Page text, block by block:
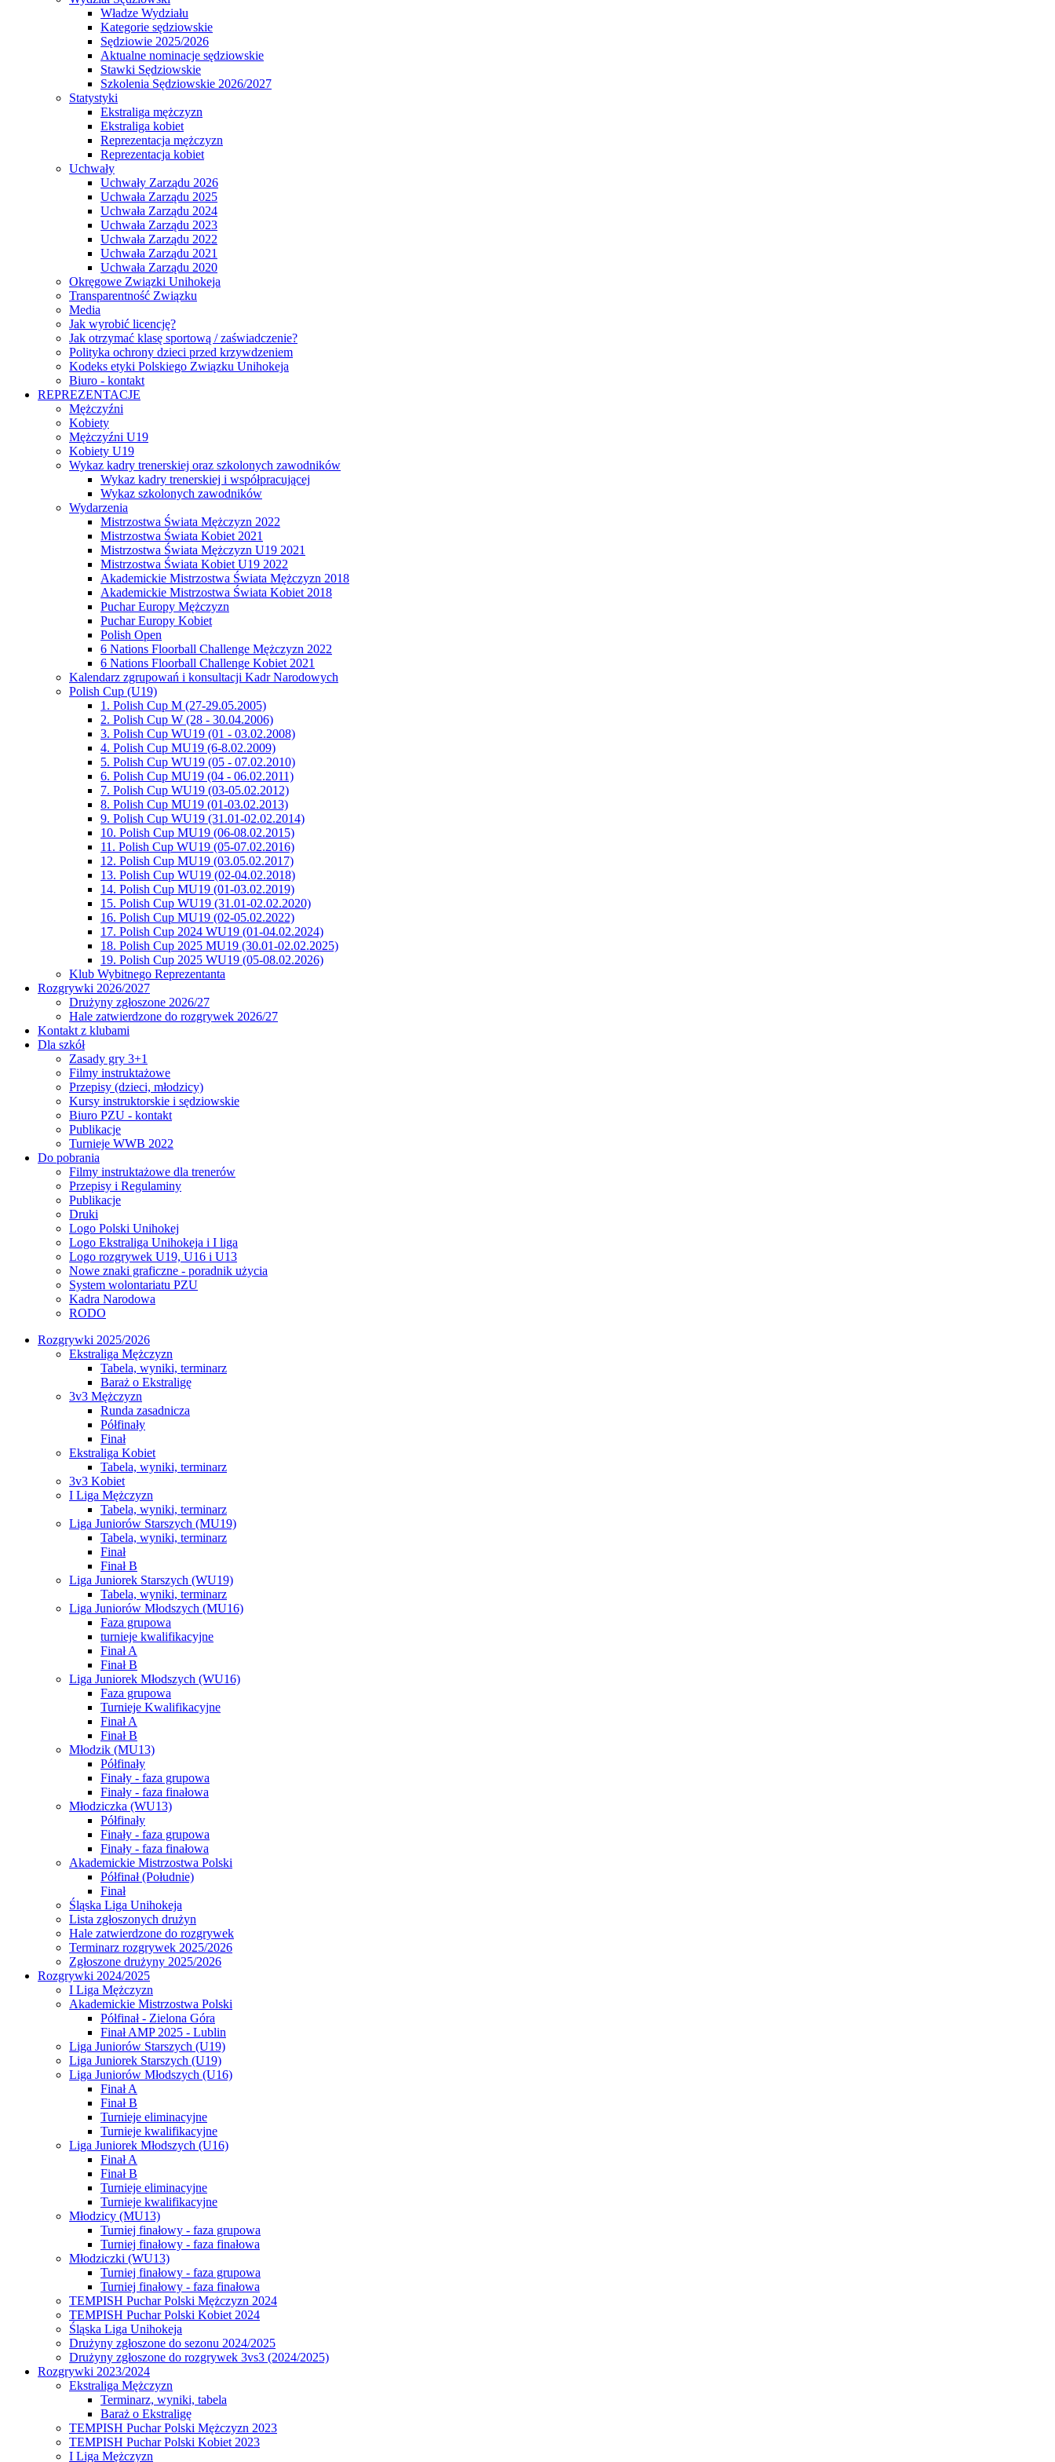
Władze Wydziału
Kategorie sędziowskie
Sędziowie 2025/2026
Aktualne nominacje sędziowskie
Stawki Sędziowskie
Szkolenia Sędziowskie 2026/2027
Statystyki
Ekstraliga mężczyzn
Ekstraliga kobiet
Reprezentacja mężczyzn
Reprezentacja kobiet
Uchwały
Uchwały Zarządu 2026
Uchwała Zarządu 2025
Uchwała Zarządu 2024
Uchwała Zarządu 2023
Uchwała Zarządu 2022
Uchwała Zarządu 2021
Uchwała Zarządu 2020
Okręgowe Związki Unihokeja
Transparentność Związku
Media
Jak wyrobić licencję?
Jak otrzymać klasę sportową / zaświadczenie?
Polityka ochrony dzieci przed krzywdzeniem
Kodeks etyki Polskiego Związku Unihokeja
Biuro - kontakt
REPREZENTACJE
Mężczyźni
Kobiety
Mężczyźni U19
Kobiety U19
Wykaz kadry trenerskiej oraz szkolonych zawodników
Wykaz kadry trenerskiej i współpracującej
Wykaz szkolonych zawodników
Wydarzenia
Mistrzostwa Świata Mężczyzn 2022
Mistrzostwa Świata Kobiet 2021
Mistrzostwa Świata Mężczyzn U19 2021
Mistrzostwa Świata Kobiet U19 2022
Akademickie Mistrzostwa Świata Mężczyzn 2018
Akademickie Mistrzostwa Świata Kobiet 2018
Puchar Europy Mężczyzn
Puchar Europy Kobiet
Polish Open
6 Nations Floorball Challenge Mężczyzn 2022
6 Nations Floorball Challenge Kobiet 2021
Kalendarz zgrupowań i konsultacji Kadr Narodowych
Polish Cup (U19)
1. Polish Cup M (27-29.05.2005)
2. Polish Cup W (28 - 30.04.2006)
3. Polish Cup WU19 (01 - 03.02.2008)
4. Polish Cup MU19 (6-8.02.2009)
5. Polish Cup WU19 (05 - 07.02.2010)
6. Polish Cup MU19 (04 - 06.02.2011)
7. Polish Cup WU19 (03-05.02.2012)
8. Polish Cup MU19 (01-03.02.2013)
9. Polish Cup WU19 (31.01-02.02.2014)
10. Polish Cup MU19 (06-08.02.2015)
11. Polish Cup WU19 (05-07.02.2016)
12. Polish Cup MU19 (03.05.02.2017)
13. Polish Cup WU19 (02-04.02.2018)
14. Polish Cup MU19 (01-03.02.2019)
15. Polish Cup WU19 (31.01-02.02.2020)
16. Polish Cup MU19 (02-05.02.2022)
17. Polish Cup 2024 WU19 (01-04.02.2024)
18. Polish Cup 2025 MU19 (30.01-02.02.2025)
19. Polish Cup 2025 WU19 (05-08.02.2026)
Klub Wybitnego Reprezentanta
Rozgrywki 2026/2027
Drużyny zgłoszone 2026/27
Hale zatwierdzone do rozgrywek 2026/27
Kontakt z klubami
Dla szkół
Zasady gry 3+1
Filmy instruktażowe
Przepisy (dzieci, młodzicy)
Kursy instruktorskie i sędziowskie
Biuro PZU - kontakt
Publikacje
Turnieje WWB 2022
Do pobrania
Filmy instruktażowe dla trenerów
Przepisy i Regulaminy
Publikacje
Druki
Logo Polski Unihokej
Logo Ekstraliga Unihokeja i I liga
Logo rozgrywek U19, U16 i U13
Nowe znaki graficzne - poradnik użycia
System wolontariatu PZU
Kadra Narodowa
RODO
Rozgrywki 2025/2026
Ekstraliga Mężczyzn
Tabela, wyniki, terminarz
Baraż o Ekstraligę
3v3 Mężczyzn
Runda zasadnicza
Półfinały
Finał
Ekstraliga Kobiet
Tabela, wyniki, terminarz
3v3 Kobiet
I Liga Mężczyzn
Tabela, wyniki, terminarz
Liga Juniorów Starszych (MU19)
Tabela, wyniki, terminarz
Finał
Finał B
Liga Juniorek Starszych (WU19)
Tabela, wyniki, terminarz
Liga Juniorów Młodszych (MU16)
Faza grupowa
turnieje kwalifikacyjne
Finał A
Finał B
Liga Juniorek Młodszych (WU16)
Faza grupowa
Turnieje Kwalifikacyjne
Finał A
Finał B
Młodzik (MU13)
Półfinały
Finały - faza grupowa
Finały - faza finałowa
Młodziczka (WU13)
Półfinały
Finały - faza grupowa
Finały - faza finałowa
Akademickie Mistrzostwa Polski
Półfinał (Południe)
Finał
Śląska Liga Unihokeja
Lista zgłoszonych drużyn
Hale zatwierdzone do rozgrywek
Terminarz rozgrywek 2025/2026
Zgłoszone drużyny 2025/2026
Rozgrywki 2024/2025
I Liga Mężczyzn
Akademickie Mistrzostwa Polski
Półfinał - Zielona Góra
Finał AMP 2025 - Lublin
Liga Juniorów Starszych (U19)
Liga Juniorek Starszych (U19)
Liga Juniorów Młodszych (U16)
Finał A
Finał B
Turnieje eliminacyjne
Turnieje kwalifikacyjne
Liga Juniorek Młodszych (U16)
Finał A
Finał B
Turnieje eliminacyjne
Turnieje kwalifikacyjne
Młodzicy (MU13)
Turniej finałowy - faza grupowa
Turniej finałowy - faza finałowa
Młodziczki (WU13)
Turniej finałowy - faza grupowa
Turniej finałowy - faza finałowa
TEMPISH Puchar Polski Mężczyzn 2024
TEMPISH Puchar Polski Kobiet 2024
Śląska Liga Unihokeja
Drużyny zgłoszone do sezonu 2024/2025
Drużyny zgłoszone do rozgrywek 3vs3 (2024/2025)
Rozgrywki 2023/2024
Ekstraliga Mężczyzn
Terminarz, wyniki, tabela
Baraż o Ekstraligę
TEMPISH Puchar Polski Mężczyzn 2023
TEMPISH Puchar Polski Kobiet 2023
I Liga Mężczyzn